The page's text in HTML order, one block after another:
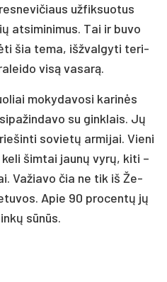
už­fik­suo­tus
at­si­mi­ni­mus. Tai ir bu­vo
šia te­ma, iš­žval­gy­ti te­ri­
vi­są va­sa­rą.
mo­ky­da­vo­si ka­ri­nės
su gink­lais. Jų
so­vie­tų ar­mi­jai. Vie­ni
šim­tai jau­nų vy­rų, ki­ti –
Va­žia­vo čia ne tik iš Že­
Apie 90 pro­cen­tų jų
sū­nūs.